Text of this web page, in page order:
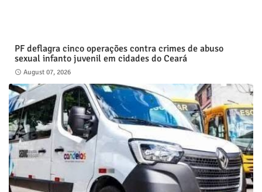
PF deflagra cinco operações contra crimes de abuso
sexual infanto juvenil em cidades do Ceará
August 07, 2026